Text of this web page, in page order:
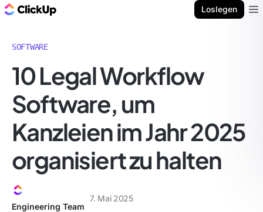
Loslegen
SOFTWARE
10 Legal Workflow
Software, um
Kanzleien im Jahr 2025
organisiert zu halten
Engineering Team
7. Mai 2025